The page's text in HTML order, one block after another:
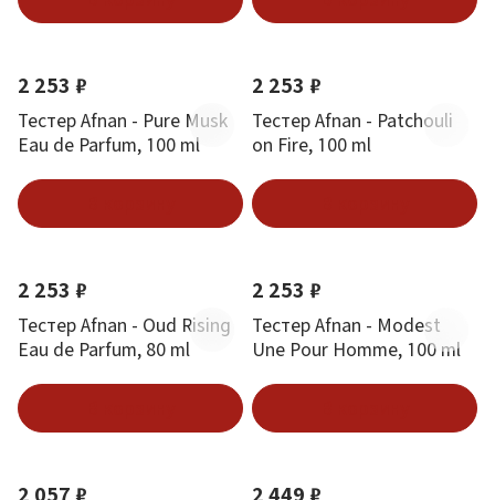
2 253 ₽
Тестер Afnan - Pure Musk
Eau de Parfum, 100 ml
2 253 ₽
Тестер Afnan - Patchouli
on Fire, 100 ml
2 253 ₽
Тестер Afnan - Oud Rising
Eau de Parfum, 80 ml
2 253 ₽
Тестер Afnan - Modest
Une Pour Homme, 100 ml
2 057 ₽ 2 449 ₽